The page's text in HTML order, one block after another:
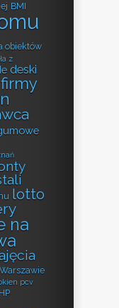
BMI
obiektów
z
deski
firmy
lotto
na
pcv